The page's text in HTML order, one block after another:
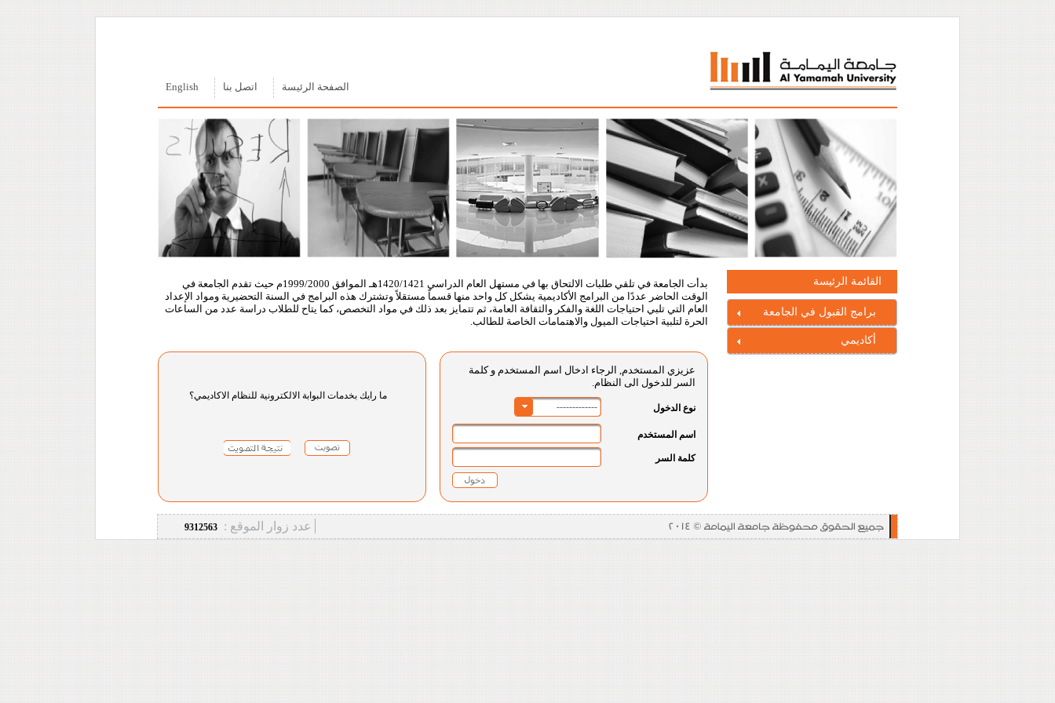
English اتصل بنا الصفحة الرئيسة
القائمة الرئيسة
برامج القبول في الجامعة
أكاديمي
بدأت الجامعة في تلقي طلبات الالتحاق بها في مستهل العام الدراسي 1420/1421هـ الموافق 1999/2000م حيث تقدم الجامعة في
الوقت الحاضر عددًا من البرامج الأكاديمية يشكل كل واحد منها قسماً مستقلاً وتشترك هذه البرامج في السنة التحضيرية ومواد الإعداد
العام التي تلبي احتياجات اللغة والفكر والثقافة العامة، ثم تتمايز بعد ذلك في مواد التخصص، كما يتاح للطلاب دراسة عدد من الساعات
الحرة لتلبية احتياجات الميول والاهتمامات الخاصة للطالب.
عزيزي المستخدم, الرجاء ادخال اسم المستخدم و كلمة
السر للدخول الى النظام.
نوع الدخول -------------
اسم المستخدم
كلمة السر
ما رايك بخدمات البوابة الالكترونية للنظام الاكاديمي؟
عدد زوار الموقع : 9312563